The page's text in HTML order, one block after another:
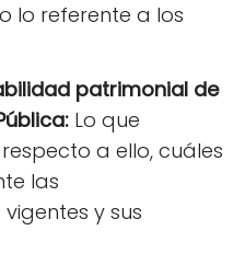
lo referente a los
patrimonial de
Lo que
a ello, cuáles
las
y sus